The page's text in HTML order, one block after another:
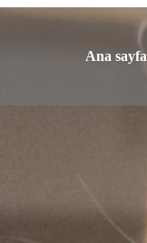
Ana sayfa